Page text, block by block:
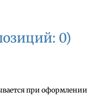
0)
при оформлении